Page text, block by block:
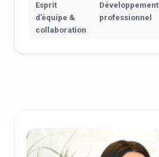
Esprit
d’équipe &
collaboration
Développement
professionnel